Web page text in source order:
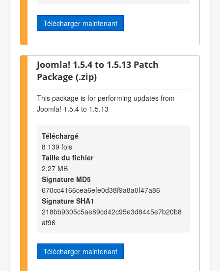
Télécharger maintenant
Joomla! 1.5.4 to 1.5.13 Patch
Package (.zip)
This package is for performing updates from
Joomla! 1.5.4 to 1.5.13
Téléchargé
8 139 fois
Taille du fichier
2,27 MB
Signature MD5
670cc4166cea6efe0d38f9a8a0f47a86
Signature SHA1
218bb9305c5ae89cd42c95e3d8445e7b20b8
af96
Télécharger maintenant